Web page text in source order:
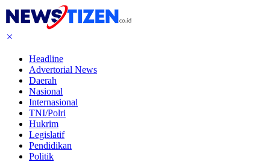
Headline
Advertorial News
Daerah
Nasional
Internasional
TNI/Polri
Hukrim
Legislatif
Pendidikan
Politik